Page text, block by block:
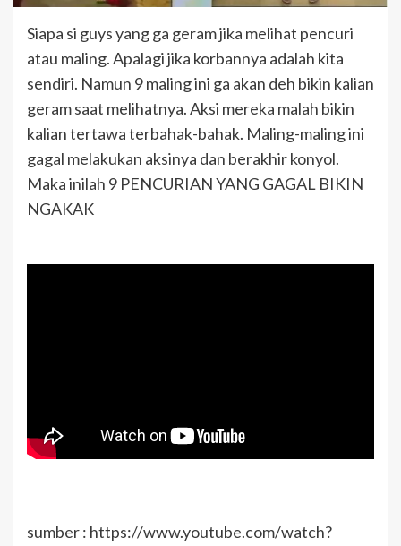
Siapa si guys yang ga geram jika melihat pencuri
atau maling. Apalagi jika korbannya adalah kita
sendiri. Namun 9 maling ini ga akan deh bikin kalian
geram saat melihatnya. Aksi mereka malah bikin
kalian tertawa terbahak-bahak. Maling-maling ini
gagal melakukan aksinya dan berakhir konyol.
Maka inilah 9 PENCURIAN YANG GAGAL BIKIN
NGAKAK
sumber : https://www.youtube.com/watch?